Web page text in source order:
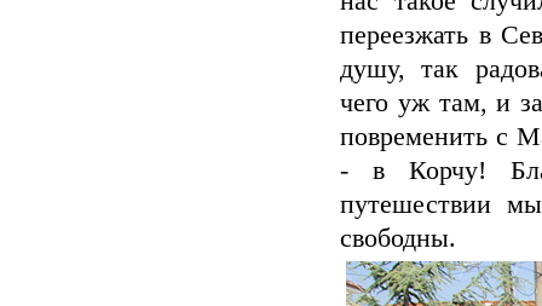
переезжать в
душу, так
чего уж там, и
повременить с
- в Корчу!
путешествии
свободны.